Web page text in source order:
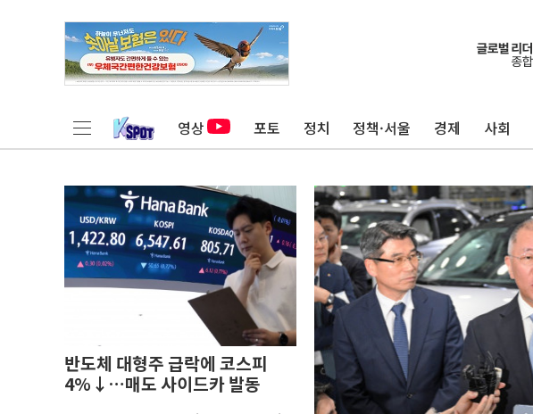
영상 포토 정치 정책·서울 경제 사회
반도체 대형주 급락에 코스피
4%↓…매도 사이드카 발동